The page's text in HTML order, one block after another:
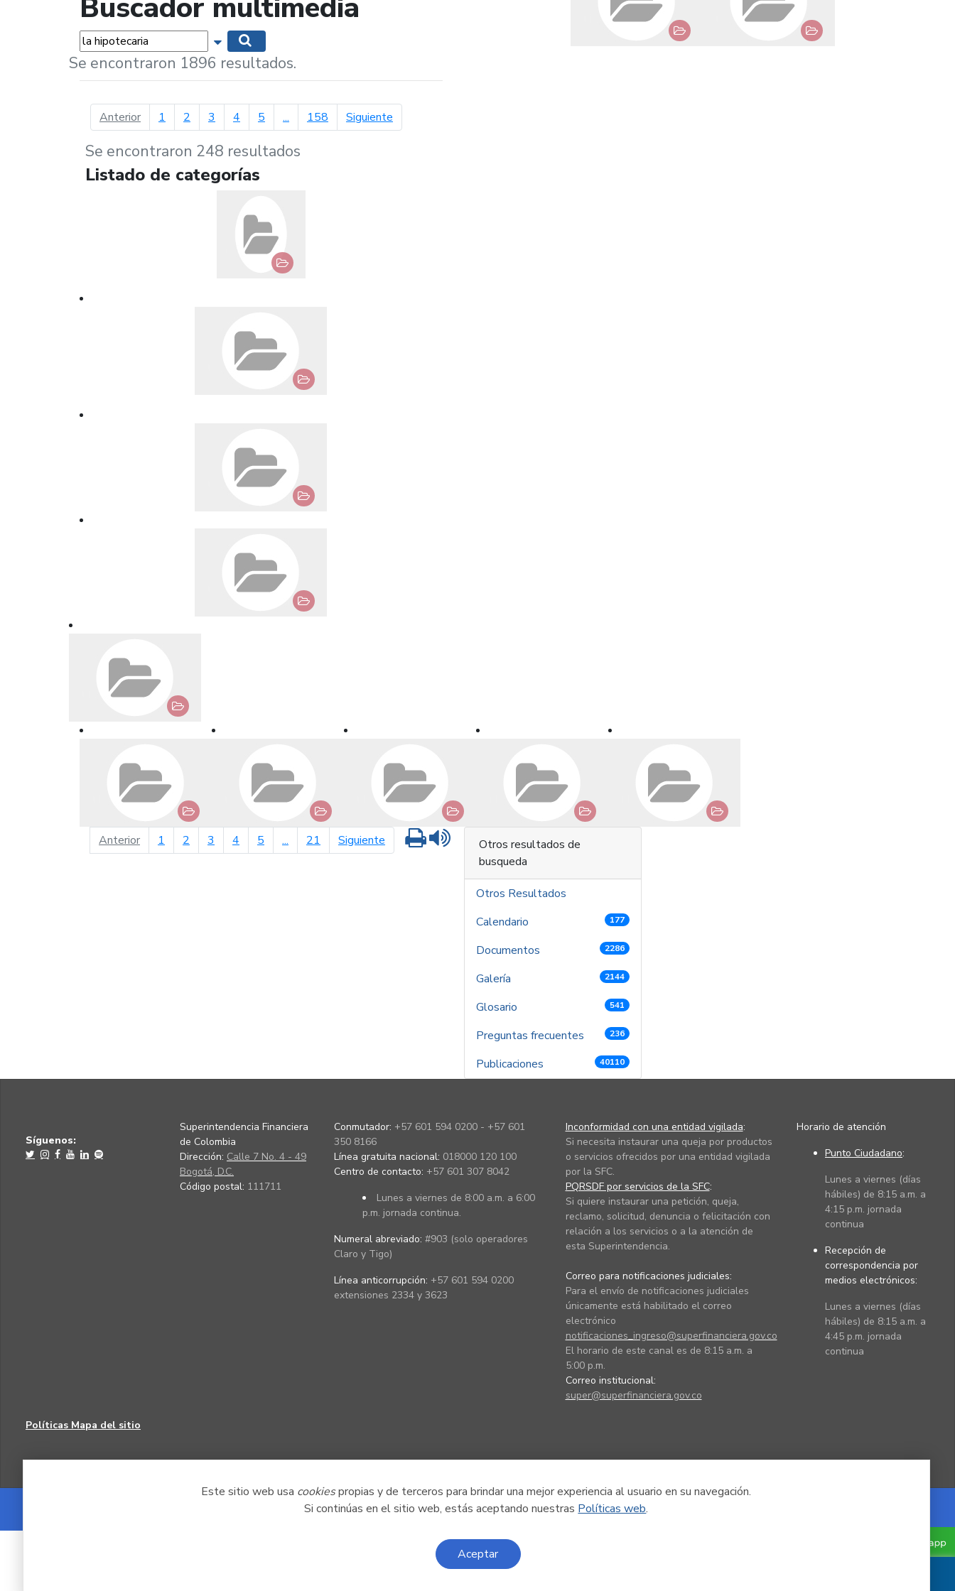
Este sitio web usa cookiespropias y de terceros para brindar una mejor experiencia al usuario en su navegación.
Si continúas en el sitio web, estás aceptando nuestras Políticas web.
Aceptar
Buscador multimedia
Palabras... Mostrar opciones de búsqueda
Se encontraron 1896 resultados.
Anteriorpágina anterior
1 2 3 4 5 ... 158 Siguientepágina siguiente
Se encontraron 248 resultados
Listado de categorías
Anteriorpágina anterior
1 2 3 4 5 ... 21 Siguiente página siguiente
Imprimir
Otros resultados de
busqueda
Otros Resultados
Calendario
177
Documentos 2286
Galería 2144
Glosario 541
Preguntas frecuentes 236
Publicaciones 40110
Síguenos:
Superintendencia Financiera
de Colombia
Dirección: Calle 7 No. 4 - 49
Bogotá, D.C.
Código postal: 111711
Conmutador: +57 601 594 0200 - +57 601
350 8166
Línea gratuita nacional: 018000 120 100
Centro de contacto: +57 601 307 8042
Lunes a viernes de 8:00 a.m. a 6:00
p.m. jornada continua.
Numeral abreviado: #903 (solo operadores
Claro y Tigo)
Línea anticorrupción: +57 601 594 0200
extensiones 2334 y 3623
Inconformidad con una entidad vigilada:
Si necesita instaurar una queja por productos
o servicios ofrecidos por una entidad vigilada
por la SFC.
PQRSDF por servicios de la SFC:
Si quiere instaurar una petición, queja,
reclamo, solicitud, denuncia o felicitación con
relación a los servicios o a la atención de
esta Superintendencia.
Correo para notificaciones judiciales:
Para el envío de notificaciones judiciales
únicamente está habilitado el correo
electrónico
notificaciones_ingreso@superfinanciera.gov.co
El horario de este canal es de 8:15 a.m. a
5:00 p.m.
Correo institucional:
super@superfinanciera.gov.co
Horario de atención
Punto Ciudadano:
Lunes a viernes (días
hábiles) de 8:15 a.m. a
4:15 p.m. jornada
continua
Recepción de
correspondencia por
medios electrónicos:
Lunes a viernes (días
hábiles) de 8:15 a.m. a
4:45 p.m. jornada
continua
Políticas Mapa del sitio
Powered by Nexura